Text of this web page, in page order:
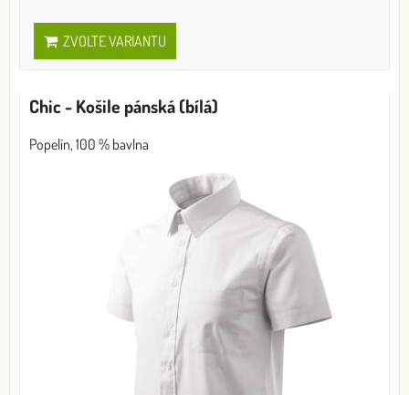
ZVOLTE VARIANTU
Chic - Košile pánská (bílá)
Popelín, 100 % bavlna